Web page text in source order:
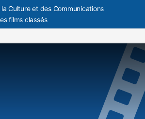
Culture et des Communications
films classés